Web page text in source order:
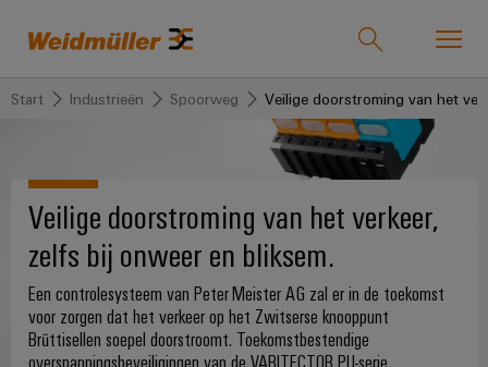
Product catalogue
Support Center
Industrieën
Terug
Industrieën
Weidmüller
IndustryMatch
Een
3D-
wereld
Oplossingen
Terug
Oplossingen
Technologieën
SNAP
IN-
Terug
Producten
Verbindingstechniek
Serieklemmen
Terug
Service
Op
maat
gemaakte
Terug
Verkoop
Over
ons
Team
Terug
Bedrijf
Ons
bedrijf
Wie
Terug
Carrière
Professionals
Customer
Service
Start Industrieën Spoorweg Veilige doorstroming van het
Veilige doorstroming van het verkeer,
zelfs bij onweer en bliksem.
Een controlesysteem van Peter Meister AG zal er in de toekomst
voor zorgen dat het verkeer op het Zwitserse knooppunt
Brüttisellen soepel doorstroomt. Toekomstbestendige
overspanningsbeveiligingen van de VARITECTOR PU-serie